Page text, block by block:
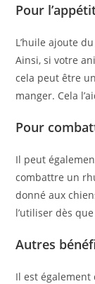
Pour
L’huile ajoute
Ainsi, si votre
cela peut être
manger. Cela
Pour
Il peut
combattre un
donné aux
l’utiliser dès
Autres
Il est